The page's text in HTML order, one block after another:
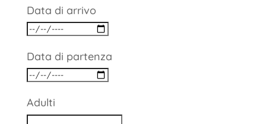
Data di arrivo
Data di partenza
Adulti